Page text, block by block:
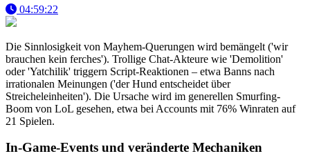
04:59:22
Die Sinnlosigkeit von Mayhem-Querungen wird bemängelt ('wir
brauchen kein ferches'). Trollige Chat-Akteure wie 'Demolition'
oder 'Yatchilik' triggern Script-Reaktionen – etwa Banns nach
irrationalen Meinungen ('der Hund entscheidet über
Streicheleinheiten'). Die Ursache wird im generellen Smurfing-
Boom von LoL gesehen, etwa bei Accounts mit 76% Winraten auf
21 Spielen.
In-Game-Events und veränderte Mechaniken